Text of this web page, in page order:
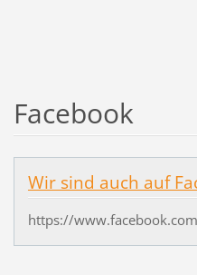
Facebook
Wir sind auch auf
https://